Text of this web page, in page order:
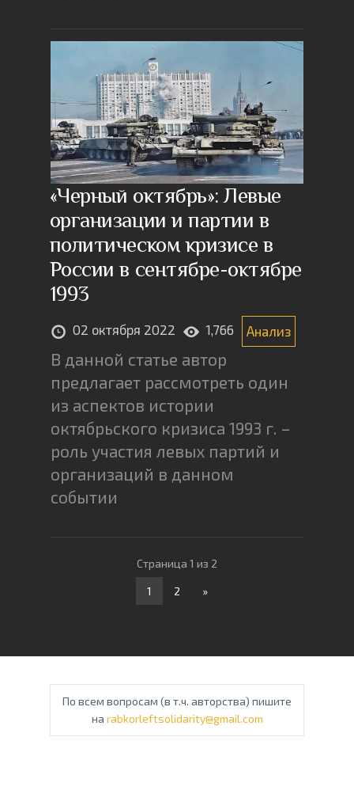
«Черный октябрь»: Левые
организации и партии в
политическом кризисе в
России в сентябре-октябре
1993
02 октября 2022 1,766 Анализ
В данной статье автор
предлагает рассмотреть один
из аспектов истории
октябрьского кризиса 1993 г. –
роль участия левых партий и
организаций в данном
событии
Страница 1 из 2
1 2 »
По всем вопросам (в т.ч. авторства) пишите
на rabkorleftsolidarity@gmail.com